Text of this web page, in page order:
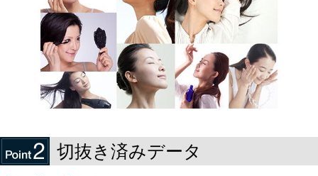
切抜き済みデータ